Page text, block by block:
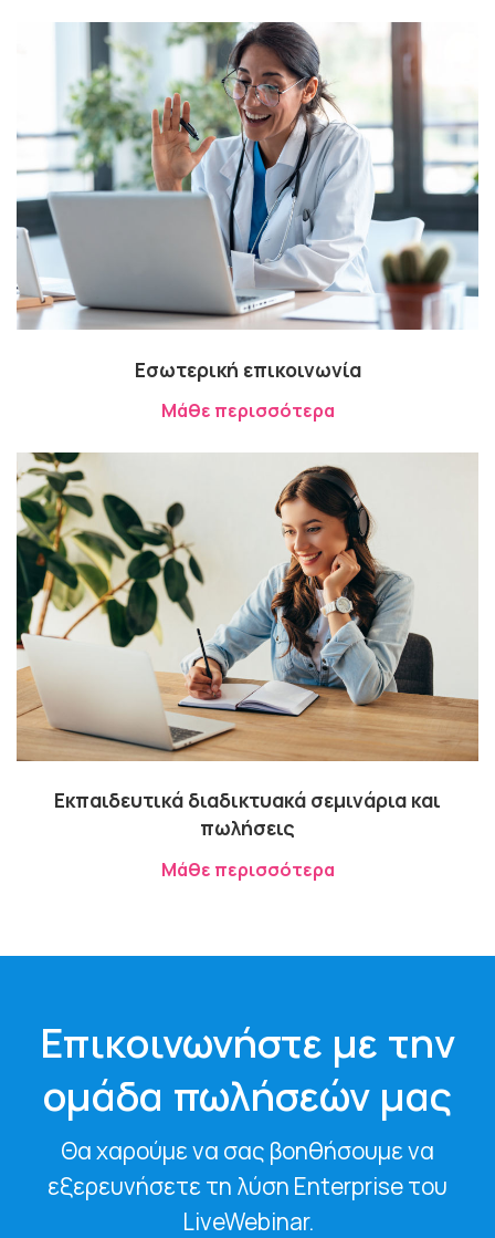
Εσωτερική επικοινωνία
Μάθε περισσότερα
Εκπαιδευτικά διαδικτυακά σεμινάρια και
πωλήσεις
Μάθε περισσότερα
Επικοινωνήστε με την
ομάδα πωλήσεών μας
Θα χαρούμε να σας βοηθήσουμε να
εξερευνήσετε τη λύση Enterprise του
LiveWebinar.